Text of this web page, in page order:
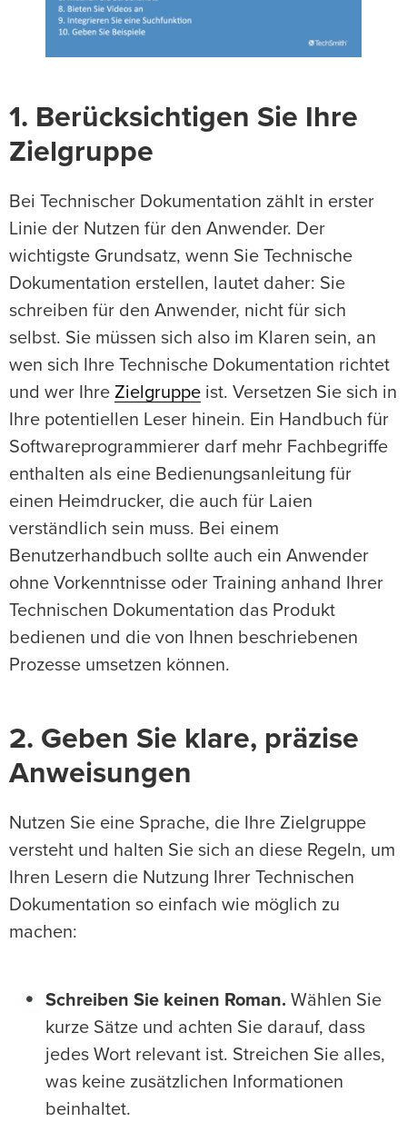
1. Berücksichtigen Sie Ihre
Zielgruppe
Bei Technischer Dokumentation zählt in erster
Linie der Nutzen für den Anwender. Der
wichtigste Grundsatz, wenn Sie Technische
Dokumentation erstellen, lautet daher: Sie
schreiben für den Anwender, nicht für sich
selbst. Sie müssen sich also im Klaren sein, an
wen sich Ihre Technische Dokumentation richtet
und wer Ihre Zielgruppe ist. Versetzen Sie sich in
Ihre potentiellen Leser hinein. Ein Handbuch für
Softwareprogrammierer darf mehr Fachbegriffe
enthalten als eine Bedienungsanleitung für
einen Heimdrucker, die auch für Laien
verständlich sein muss. Bei einem
Benutzerhandbuch sollte auch ein Anwender
ohne Vorkenntnisse oder Training anhand Ihrer
Technischen Dokumentation das Produkt
bedienen und die von Ihnen beschriebenen
Prozesse umsetzen können.
2. Geben Sie klare, präzise
Anweisungen
Nutzen Sie eine Sprache, die Ihre Zielgruppe
versteht und halten Sie sich an diese Regeln, um
Ihren Lesern die Nutzung Ihrer Technischen
Dokumentation so einfach wie möglich zu
machen:
Schreiben Sie keinen Roman. Wählen Sie
kurze Sätze und achten Sie darauf, dass
jedes Wort relevant ist. Streichen Sie alles,
was keine zusätzlichen Informationen
beinhaltet.